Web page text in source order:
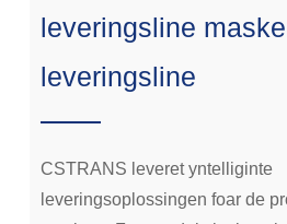
leveringsline
leveringsline
CSTRANS leveret yntelliginte
leveringsoplossingen foar de